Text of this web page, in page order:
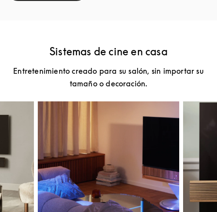
Sistemas de cine en casa
Entretenimiento creado para su salón, sin importar su
tamaño o decoración.